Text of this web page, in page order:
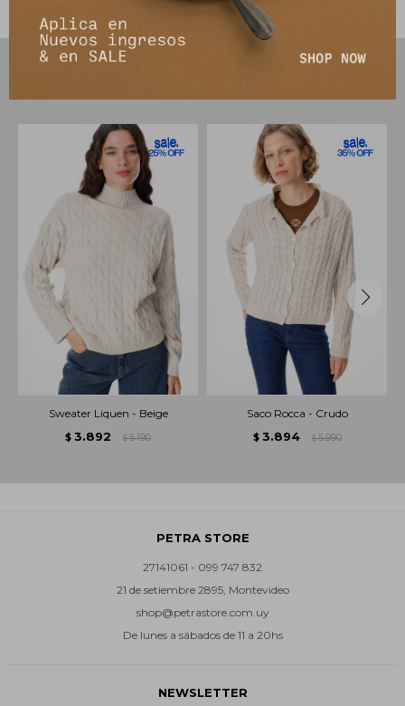
Sweater Liquen - Beige
$ 3.892 $ 5.190
Saco Rocca - Crudo
$ 3.894 $ 5.990
PETRA STORE
27141061 - 099 747 832
21 de setiembre 2895, Montevideo
shop@petrastore.com.uy
De lunes a sábados de 11 a 20hs
NEWSLETTER